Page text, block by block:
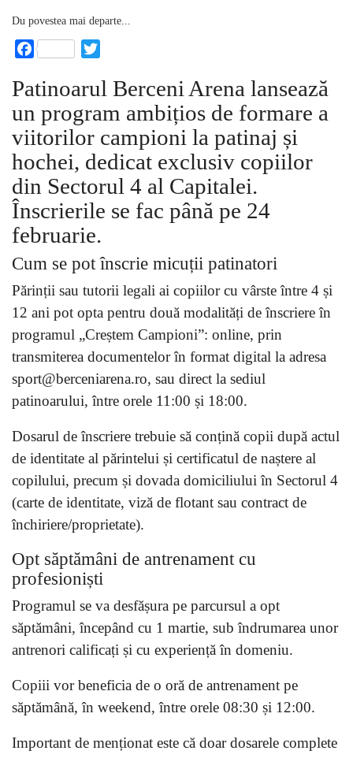
Du povestea mai departe...
Facebook
Patinoarul Berceni Arena lansează
un program ambițios de formare a
viitorilor campioni la patinaj și
hochei, dedicat exclusiv copiilor
din Sectorul 4 al Capitalei.
Înscrierile se fac până pe 24
februarie.
Cum se pot înscrie micuții patinatori
Părinții sau tutorii legali ai copiilor cu vârste între 4 și
12 ani pot opta pentru două modalități de înscriere în
programul „Creștem Campioni”: online, prin
transmiterea documentelor în format digital la adresa
sport@berceniarena.ro, sau direct la sediul
patinoarului, între orele 11:00 și 18:00.
Dosarul de înscriere trebuie să conțină copii după actul
de identitate al părintelui și certificatul de naștere al
copilului, precum și dovada domiciliului în Sectorul 4
(carte de identitate, viză de flotant sau contract de
închiriere/proprietate).
Opt săptămâni de antrenament cu
profesioniști
Programul se va desfășura pe parcursul a opt
săptămâni, începând cu 1 martie, sub îndrumarea unor
antrenori calificați și cu experiență în domeniu.
Copiii vor beneficia de o oră de antrenament pe
săptămână, în weekend, între orele 08:30 și 12:00.
Important de menționat este că doar dosarele complete